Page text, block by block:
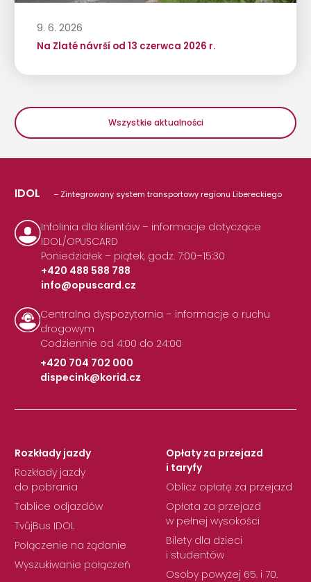
9. 6. 2026
Na Zlaté návrší od 13 czerwca 2026 r.
Wszystkie aktualności
IDOL – Zintegrowany system transportowy regionu Libereckiego
Infolinia dla klientów – informacje dotyczące
IDOL/OPUSCARD
Poniedziałek – piątek, godz. 7:00–15:30
+420 488 588 788
|
info@opuscard.cz
Centralna dyspozytornia – informacje o ruchu
drogowym
Codziennie od 4:00 do 24:00
+420 704 702 000
|
dispecink@korid.cz
Rozkłady jazdy
Rozkłady jazdy
do pobrania
Tablice odjazdów
TvůjBus IDOL
Połączenie na żądanie
Wyszukiwanie połączeń
Opłaty za przejazd
i taryfy
Oblicz opłatę za przejazd
Opłata za przejazd
w pełnej wysokości
Bilety dla dzieci
i studentów
Osoby powyżej 65. i 70.